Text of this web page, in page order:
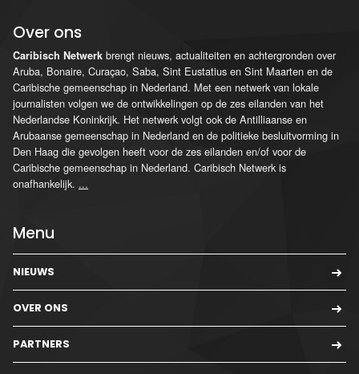
Over ons
Caribisch Netwerk brengt nieuws, actualiteiten en achtergronden over
Aruba, Bonaire, Curaçao, Saba, Sint Eustatius en Sint Maarten en de
Caribische gemeenschap in Nederland. Met een netwerk van lokale
journalisten volgen we de ontwikkelingen op de zes eilanden van het
Nederlandse Koninkrijk. Het netwerk volgt ook de Antilliaanse en
Arubaanse gemeenschap in Nederland en de politieke besluitvorming in
Den Haag die gevolgen heeft voor de zes eilanden en/of voor de
Caribische gemeenschap in Nederland. Caribisch Netwerk is
onafhankelijk. ...
Menu
NIEUWS
OVER ONS
PARTNERS